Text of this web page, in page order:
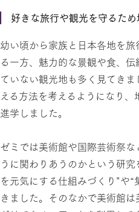
好きな旅行や観光を守るた
幼い頃から家族と日本各地を
る一方、魅力的な景観や食、
ていない観光地も多く見てき
える方法を考えるようになり
進学しました。
ゼミでは美術館や国際芸術祭
うに関わりあうのかという研
を元気にする仕組みづくり”や
きました。そのなかで美術館